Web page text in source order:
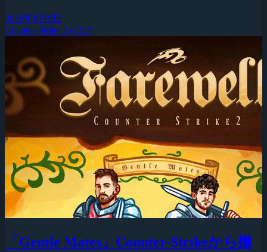
2026年8月9日
Counter-Strike 2 (CS2)
「Gentle Mates」Counter-Strikeから撤